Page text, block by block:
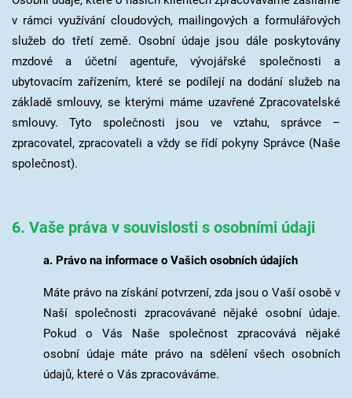
v rámci využívání cloudových, mailingových a formulářových
služeb do třetí země. Osobní údaje jsou dále poskytovány
mzdové a účetní agentuře, vývojářské společnosti a
ubytovacím zařízením, které se podílejí na dodání služeb na
základě smlouvy, se kterými máme uzavřené Zpracovatelské
smlouvy. Tyto společnosti jsou ve vztahu, správce –
zpracovatel, zpracovateli a vždy se řídí pokyny Správce (Naše
společnost).
6. Vaše práva v souvislosti s osobními údaji
a. Právo na informace o Vašich osobních údajích
Máte právo na získání potvrzení, zda jsou o Vaší osobě v
Naší společnosti zpracovávané nějaké osobní údaje.
Pokud o Vás Naše společnost zpracovává nějaké
osobní údaje máte právo na sdělení všech osobních
údajů, které o Vás zpracováváme.